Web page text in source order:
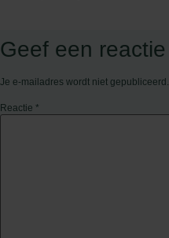
Geef een reactie
Je e-mailadres wordt niet gepubliceerd.
Reactie *